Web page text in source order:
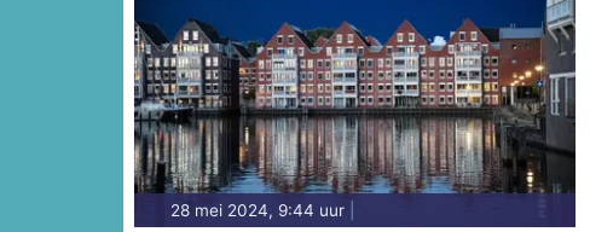
28 mei 2024, 9:44 uur